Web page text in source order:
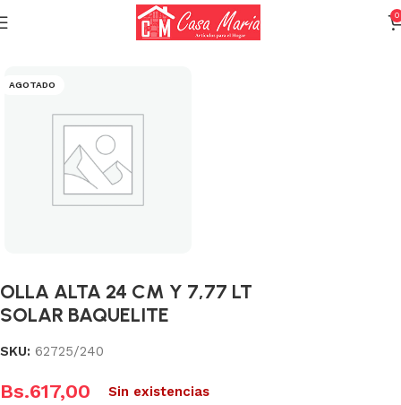
0
Calderas, Ollas y Sartenes Ollas
AGOTADO
OLLA ALTA 24 CM Y 7,77 LT
SOLAR BAQUELITE
SKU: 62725/240
Bs.617,00 Sin existencias